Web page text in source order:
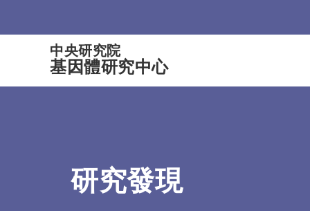
中央研究院
基因體研究中心
研究發現